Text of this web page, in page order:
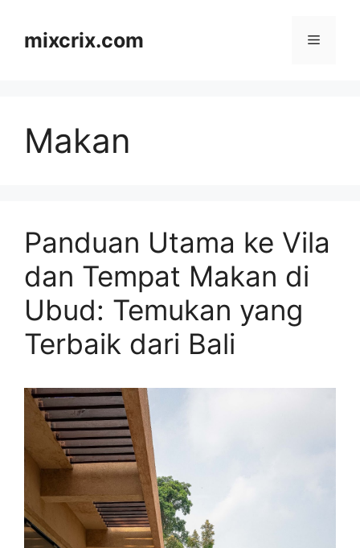
contentmixcrix.com Menu
Makan
Panduan Utama ke Vila
dan Tempat Makan di
Ubud: Temukan yang
Terbaik dari Bali